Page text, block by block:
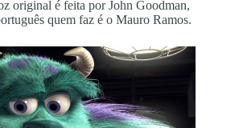
original é feita por John Goodman,
quem faz é o Mauro Ramos.